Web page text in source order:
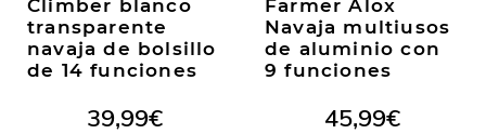
Climber blanco
transparente
navaja de bolsillo
de 14 funciones
39,99€
Farmer Alox
Navaja multiusos
de aluminio con
9 funciones
45,99€